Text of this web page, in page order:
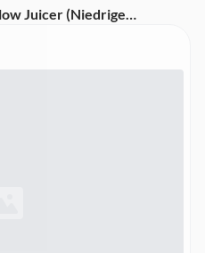
Juicer (Niedrige